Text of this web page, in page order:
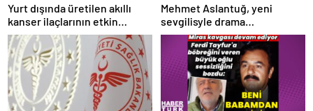
Yurt dışında üretilen akıllı
kanser ilaçlarının etkin
maddesi yerli imkanlarla
geliştirildi | Sağlık Haberleri
Mehmet Aslantuğ, yeni
sevgilisyle drama
çalışmalarında tanıştı –
Magazin haberleri